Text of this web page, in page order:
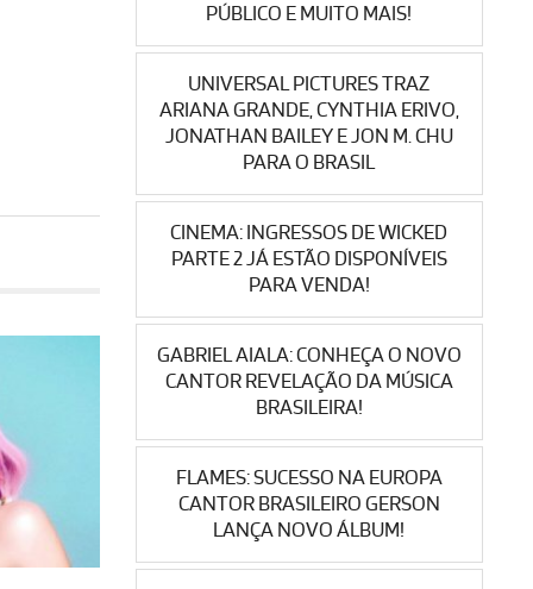
PÚBLICO E MUITO MAIS!
UNIVERSAL PICTURES TRAZ
ARIANA GRANDE, CYNTHIA ERIVO,
JONATHAN BAILEY E JON M. CHU
PARA O BRASIL
CINEMA: INGRESSOS DE WICKED
PARTE 2 JÁ ESTÃO DISPONÍVEIS
PARA VENDA!
GABRIEL AIALA: CONHEÇA O NOVO
CANTOR REVELAÇÃO DA MÚSICA
BRASILEIRA!
FLAMES: SUCESSO NA EUROPA
CANTOR BRASILEIRO GERSON
LANÇA NOVO ÁLBUM!